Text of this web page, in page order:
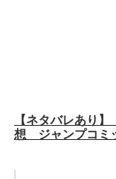
【ネタバレあり
想 ジャンプコミ